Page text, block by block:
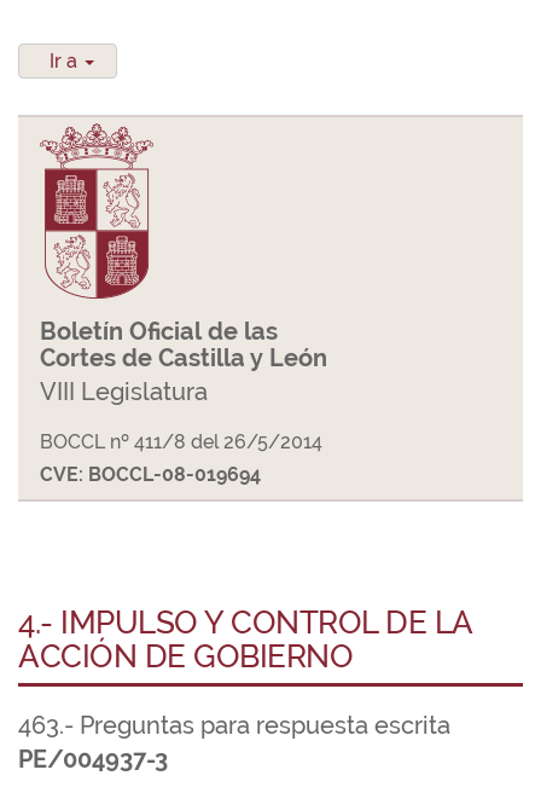
Ir a
Boletín Oficial de las
Cortes de Castilla y León
VIII Legislatura
BOCCL nº 411/8 del 26/5/2014
CVE: BOCCL-08-019694
4.- IMPULSO Y CONTROL DE LA
ACCIÓN DE GOBIERNO
463.- Preguntas para respuesta escrita
PE/004937-3